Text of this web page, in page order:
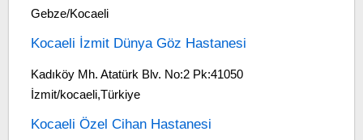
Gebze/Kocaeli
Kocaeli İzmit Dünya Göz Hastanesi
Kadıköy Mh. Atatürk Blv. No:2 Pk:41050
İzmit/kocaeli,Türkiye
Kocaeli Özel Cihan Hastanesi